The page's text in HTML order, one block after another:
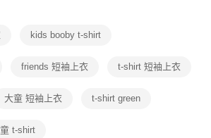
先享後付 」之結帳頁面顯示為準，若有關於
消欲退款等相關疑問，請聯繫「AFTEE先享後付
support/home
有限公司提供之「AFTEE先享後付」服務完成之交
限公司。
先徵得法定代理人或監護人之同意方可使用
kids booby t-shirt
friends 短袖上衣 t-shirt 短袖上衣
大童 短袖上衣 t-shirt green
t-shirt